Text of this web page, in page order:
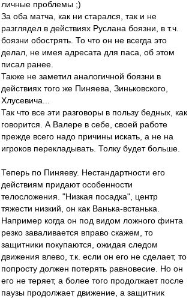
личные проблемы ;)
За оба матча, как ни старался, так и не
разглядел в действиях Руслана боязни, в т.ч.
боязни обострять. То что он не всегда это
делал, не имея адресата для паса, об этом
писал ранее.
Также не заметил аналогичной боязни в
действиях того же Пиняева, Зиньковского,
Хлусевича...
Так что все эти разговоры в пользу бедных, как
говорится. А Валере в себе, своей работе
прежде всего надо причины искать, а не на
игроков перекладывать. Толку будет больше.
Теперь по Пиняеву. Нестандартности его
действиям придают особенности
телосложения. "Низкая посадка", центр
тяжести низкий, он как Ванька-встанька.
Например когда он под видом ложного финта
резко заваливается вправо скажем, то
защитники покупаются, ожидая следом
движения влево, т.к. если он его не сделает, то
попросту должен потерять равновесие. Но он
его не теряет, а более того продолжает после
паузы продолжает движение, а защитник